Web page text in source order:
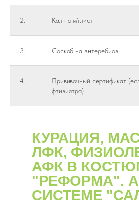
2. Кал на я/глист
3. Соскоб на энтеребиоз
4.
Прививочный сертификат
фтизиатра)
КУРАЦИЯ,
ЛФК,
АФК В
"РЕФОРМА".
СИСТЕМЕ